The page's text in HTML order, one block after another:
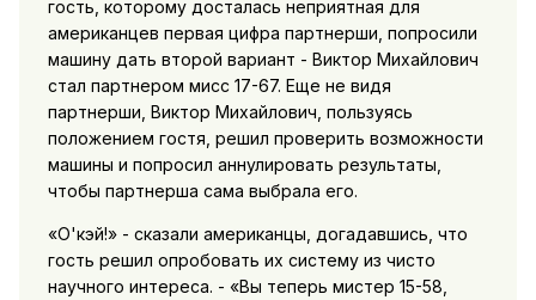
гость, которому досталась неприятная для
американцев первая цифра партнерши, попросили
машину дать второй вариант - Виктор Михайлович
стал партнером мисс 17-67. Еще не видя
партнерши, Виктор Михайлович, пользуясь
положением гостя, решил проверить возможности
машины и попросил аннулировать результаты,
чтобы партнерша сама выбрала его.
«О'кэй!» - сказали американцы, догадавшись, что
гость решил опробовать их систему из чисто
научного интереса. - «Вы теперь мистер 15-58,